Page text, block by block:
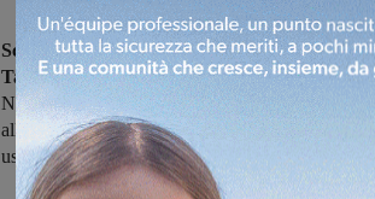
Scontro tra due auto questa mattina al bivio
Tasso, nei pressi di Terranuova.Coinvolte una
Nissan Juke: la ragazza alla guida della Nissan è
all'ospedale della Gruccia, mentre il conducente
uscito illeso.